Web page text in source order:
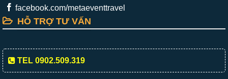
facebook.com/metaeventtravel
HỖ TRỢ TƯ VẤN
TEL 0902.509.319